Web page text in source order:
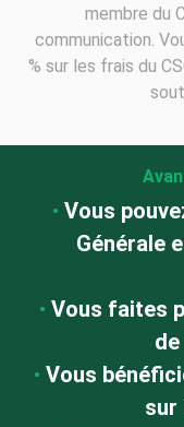
membre du
communication.
% sur les frais du
Vous
Générale
Vous faites
Vous
sur